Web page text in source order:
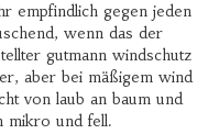
empfindlich gegen jeden
wenn das der
gutmann windschutz
aber bei mäßigem wind
von laub an baum und
mikro und fell.